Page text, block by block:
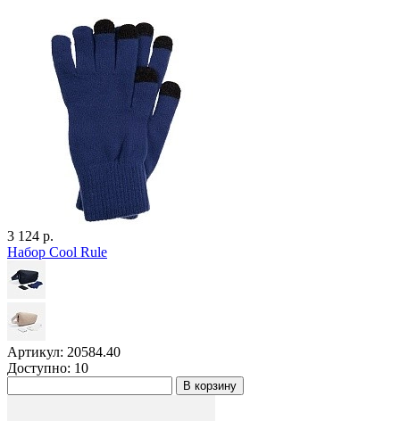
3 124 р.
Набор Cool Rule
Артикул: 20584.40
Доступно: 10
В корзину